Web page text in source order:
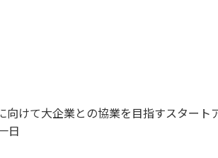
向けて大企業との協業を目指すスタート
日